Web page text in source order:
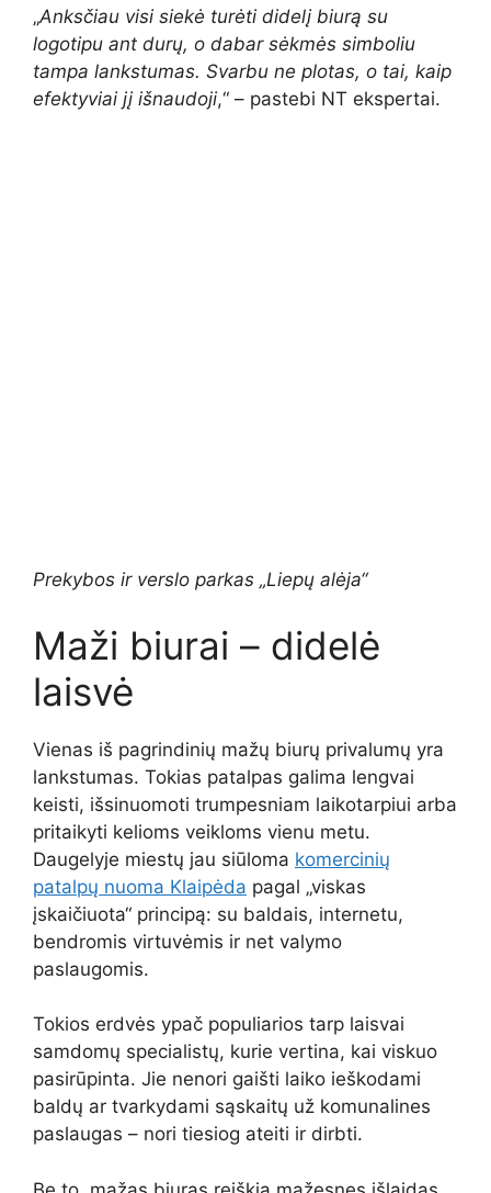
„Anksčiau visi siekė turėti didelį biurą su
logotipu ant durų, o dabar sėkmės simboliu
tampa lankstumas. Svarbu ne plotas, o tai, kaip
efektyviai jį išnaudoji,“ – pastebi NT ekspertai.
Prekybos ir verslo parkas „Liepų alėja“
Maži biurai – didelė
laisvė
Vienas iš pagrindinių mažų biurų privalumų yra
lankstumas. Tokias patalpas galima lengvai
keisti, išsinuomoti trumpesniam laikotarpiui arba
pritaikyti kelioms veikloms vienu metu.
Daugelyje miestų jau siūloma komercinių
patalpų nuoma Klaipėda pagal „viskas
įskaičiuota“ principą: su baldais, internetu,
bendromis virtuvėmis ir net valymo
paslaugomis.
Tokios erdvės ypač populiarios tarp laisvai
samdomų specialistų, kurie vertina, kai viskuo
pasirūpinta. Jie nenori gaišti laiko ieškodami
baldų ar tvarkydami sąskaitų už komunalines
paslaugas – nori tiesiog ateiti ir dirbti.